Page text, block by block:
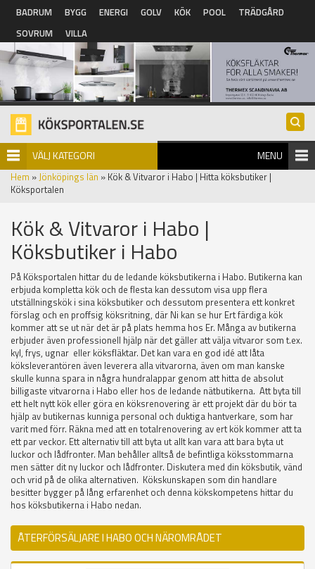
Hoppa till huvudinnehåll
BADRUM BYGG ENERGI GOLV KÖK POOL
TRÄDGÅRD
SOVRUM
VILLA
VÄLJ KATEGORI MENU
Hem »Jönköpings län » Kök & Vitvaror i Habo | Hitta köksbutiker |
Köksportalen
Kök & Vitvaror i Habo |
Köksbutiker i Habo
På Köksportalen hittar du de ledande köksbutikerna i Habo. Butikerna kan
erbjuda kompletta kök och de flesta kan dessutom visa upp flera
utställningskök i sina köksbutiker och dessutom presentera ett konkret
förslag och en proffsig köksritning, där Ni kan se hur Ert färdiga kök
kommer att se ut när det är på plats hemma hos Er. Många av butikerna
erbjuder även professionell hjälp när det gäller att välja vitvaror som t.ex.
kyl, frys, ugnar eller köksfläktar. Det kan vara en god idé att låta
köksleverantören även leverera alla vitvarorna, även om man kanske
skulle kunna spara in några hundralappar genom att hitta de absolut
billigaste vitvarorna i Habo eller hos de ledande nätbutikerna. Att byta till
ett helt nytt kök eller göra en köksrenovering är ett projekt där du bör ta
hjälp av butikernas kunniga personal och duktiga hantverkare, som har
varit med förr. Räkna med att en totalrenovering av ert kök kommer att ta
ett par veckor. Ett alternativ till att byta ut allt kan vara att bara byta ut
luckor och lådfronter. Man behåller alltså de befintliga köksstommarna
men sätter dit ny luckor och lådfronter. Diskutera med din köksbutik, vänd
och vrid på de olika alternativen. Kökskunskapen som din handlare
besitter bygger på lång erfarenhet och denna kökskompetens hittar du
hos köksbutikerna i Habo nedan.
ÅTERFÖRSÄLJARE I HABO OCH NÄROMRÅDET